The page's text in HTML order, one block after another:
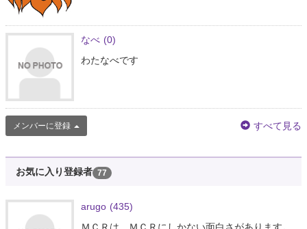
なべ (0)
わたなべです
メンバーに登録 すべて見る
お気に入り登録者 77
arugo (435)
ＭＣＲは、ＭＣＲにしかない面白さがあります。